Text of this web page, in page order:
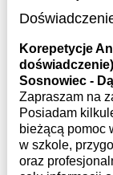
Korepetycje
Sosnowiec -
Zapraszam na
Posiadam
bieżącą pomoc
w szkole,
oraz